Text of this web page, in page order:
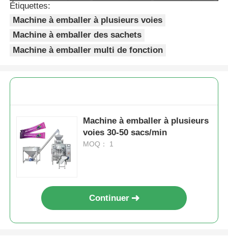
Étiquettes:
Machine à emballer à plusieurs voies
Machine à emballer des sachets
Machine à emballer multi de fonction
Machine à emballer à plusieurs
voies 30-50 sacs/min
MOQ： 1
Continuer